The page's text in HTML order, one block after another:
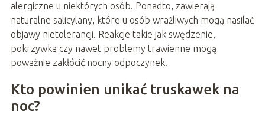
alergiczne u niektórych osób. Ponadto, zawierają
naturalne salicylany, które u osób wrażliwych mogą nasilać
objawy nietolerancji. Reakcje takie jak swędzenie,
pokrzywka czy nawet problemy trawienne mogą
poważnie zakłócić nocny odpoczynek.
Kto powinien unikać truskawek na
noc?